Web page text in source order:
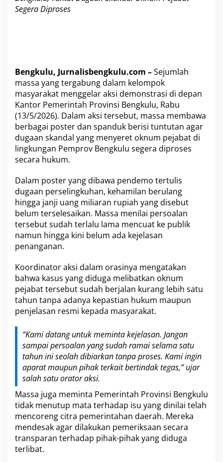
l
O
k
n
u
m
P
e
j
a
t
D
i
u
s
u
t
a
s
Segera Diproses
Bengkulu, Jurnalisbengkulu.com –Sejumlah
massa yang tergabung dalam kelompok
masyarakat menggelar aksi demonstrasi di depan
Kantor Pemerintah Provinsi Bengkulu, Rabu
(13/5/2026). Dalam aksi tersebut, massa membawa
berbagai poster dan spanduk berisi tuntutan agar
dugaan skandal yang menyeret oknum pejabat di
lingkungan Pemprov Bengkulu segera diproses
secara hukum.
Dalam poster yang dibawa pendemo tertulis
dugaan perselingkuhan, kehamilan berulang
hingga janji uang miliaran rupiah yang disebut
belum terselesaikan. Massa menilai persoalan
tersebut sudah terlalu lama mencuat ke publik
namun hingga kini belum ada kejelasan
penanganan.
Koordinator aksi dalam orasinya mengatakan
bahwa kasus yang diduga melibatkan oknum
pejabat tersebut sudah berjalan kurang lebih satu
tahun tanpa adanya kepastian hukum maupun
penjelasan resmi kepada masyarakat.
“Kami datang untuk meminta kejelasan. Jangan
sampai persoalan yang sudah ramai selama satu
tahun ini seolah dibiarkan tanpa proses. Kami ingin
aparat maupun pihak terkait bertindak tegas,” ujar
salah satu orator aksi.
Massa juga meminta Pemerintah Provinsi Bengkulu
tidak menutup mata terhadap isu yang dinilai telah
mencoreng citra pemerintahan daerah. Mereka
mendesak agar dilakukan pemeriksaan secara
transparan terhadap pihak-pihak yang diduga
terlibat.